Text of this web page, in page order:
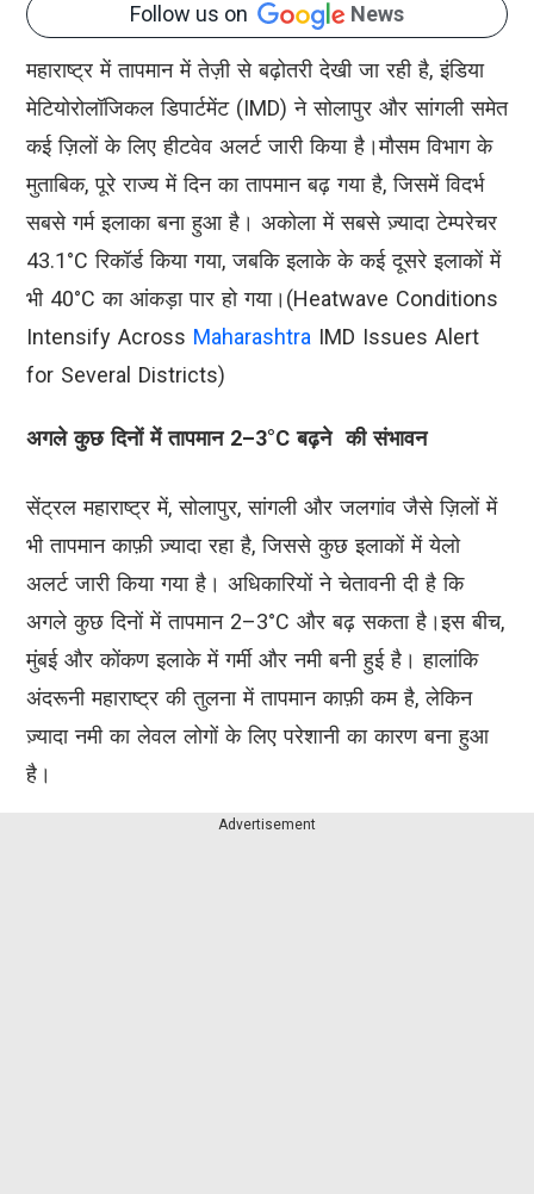
Follow us on News
महाराष्ट्र में तापमान में तेज़ी से बढ़ोतरी देखी जा रही है, इंडिया
मेटियोरोलॉजिकल डिपार्टमेंट (IMD) ने सोलापुर और सांगली समेत
कई ज़िलों के लिए हीटवेव अलर्ट जारी किया है।मौसम विभाग के
मुताबिक, पूरे राज्य में दिन का तापमान बढ़ गया है, जिसमें विदर्भ
सबसे गर्म इलाका बना हुआ है। अकोला में सबसे ज़्यादा टेम्परेचर
43.1°C रिकॉर्ड किया गया, जबकि इलाके के कई दूसरे इलाकों में
भी 40°C का आंकड़ा पार हो गया।(Heatwave Conditions
Intensify Across Maharashtra IMD Issues Alert
for Several Districts)
अगले कुछ दिनों में तापमान 2–3°C बढ़ने की संभावन
सेंट्रल महाराष्ट्र में, सोलापुर, सांगली और जलगांव जैसे ज़िलों में
भी तापमान काफ़ी ज़्यादा रहा है, जिससे कुछ इलाकों में येलो
अलर्ट जारी किया गया है। अधिकारियों ने चेतावनी दी है कि
अगले कुछ दिनों में तापमान 2–3°C और बढ़ सकता है।इस बीच,
मुंबई और कोंकण इलाके में गर्मी और नमी बनी हुई है। हालांकि
अंदरूनी महाराष्ट्र की तुलना में तापमान काफ़ी कम है, लेकिन
ज़्यादा नमी का लेवल लोगों के लिए परेशानी का कारण बना हुआ
है।
Advertisement